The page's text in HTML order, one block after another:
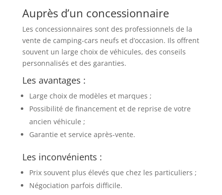
Auprès d’un concessionnaire
Les concessionnaires sont des professionnels de la
vente de camping-cars neufs et d’occasion. Ils offrent
souvent un large choix de véhicules, des conseils
personnalisés et des garanties.
Les avantages :
Large choix de modèles et marques ;
Possibilité de financement et de reprise de votre
ancien véhicule ;
Garantie et service après-vente.
Les inconvénients :
Prix souvent plus élevés que chez les particuliers ;
Négociation parfois difficile.